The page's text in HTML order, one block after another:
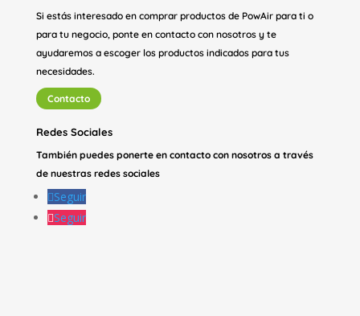
Si estás interesado en comprar productos de PowAir para ti o
para tu negocio, ponte en contacto con nosotros y te
ayudaremos a escoger los productos indicados para tus
necesidades.
Contacto
Redes Sociales
También puedes ponerte en contacto con nosotros a través
de nuestras redes sociales
Seguir
Seguir